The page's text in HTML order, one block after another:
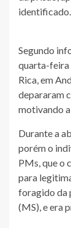
identificado.
Segundo
quarta-feira
Rica, em
depararam
motivando
Durante a
porém o
PMs, que o
para
foragido da
(MS), e era